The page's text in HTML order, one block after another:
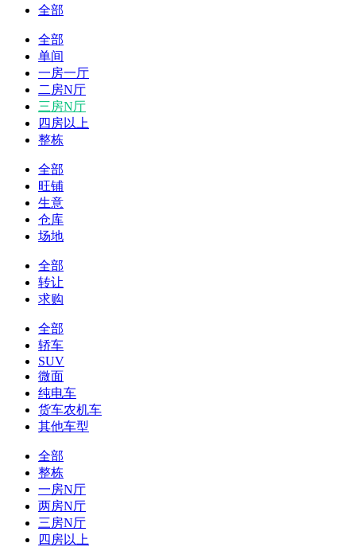
全部
全部
单间
一房一厅
二房N厅
三房N厅
四房以上
整栋
全部
旺铺
生意
仓库
场地
全部
转让
求购
全部
轿车
SUV
微面
纯电车
货车农机车
其他车型
全部
整栋
一房N厅
两房N厅
三房N厅
四房以上